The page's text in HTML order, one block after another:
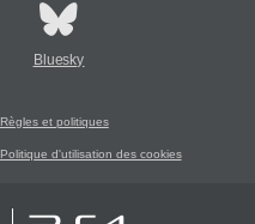
Bluesky
Règles et politiques
Politique d'utilisation des cookies